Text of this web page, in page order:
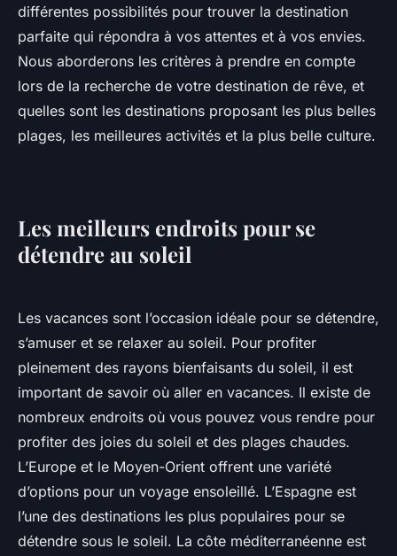
différentes possibilités pour trouver la destination
parfaite qui répondra à vos attentes et à vos envies.
Nous aborderons les critères à prendre en compte
lors de la recherche de votre destination de rêve, et
quelles sont les destinations proposant les plus belles
plages, les meilleures activités et la plus belle culture.
Les meilleurs endroits pour se
détendre au soleil
Les vacances sont l’occasion idéale pour se détendre,
s’amuser et se relaxer au soleil. Pour profiter
pleinement des rayons bienfaisants du soleil, il est
important de savoir où aller en vacances. Il existe de
nombreux endroits où vous pouvez vous rendre pour
profiter des joies du soleil et des plages chaudes.
L’Europe et le Moyen-Orient offrent une variété
d’options pour un voyage ensoleillé. L’Espagne est
l’une des destinations les plus populaires pour se
détendre sous le soleil. La côte méditerranéenne est